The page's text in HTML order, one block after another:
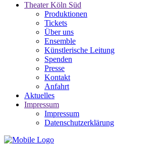
Theater Köln Süd
Produktionen
Tickets
Über uns
Ensemble
Künstlerische Leitung
Spenden
Presse
Kontakt
Anfahrt
Aktuelles
Impressum
Impressum
Datenschutzerklärung